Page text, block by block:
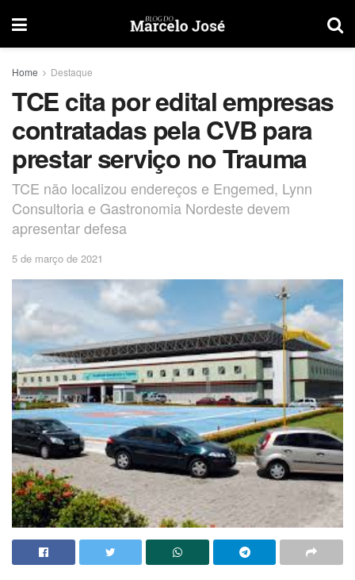
Home Destaque
TCE cita por edital empresas
contratadas pela CVB para
prestar serviço no Trauma
TCE não localizou endereços e Engemed, Lynn
Consultoria e Gastronomia Nordeste devem
apresentar defesa
5 de março de 2021